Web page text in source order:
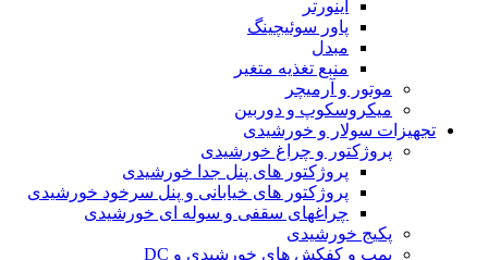
اینورتر
پاور سوئیچینگ
مبدل
منبع تغذیه متغیر
موتور و آرمیچر
میکروسکوپ و دوربین
تجهیزات سولار و خورشیدی
پروژکتور و چراغ خورشیدی
پروژکتور های پنل جدا خورشیدی
پروژکتور های خیابانی و پنل سرخود خورشیدی
چراغهای سقفی و سوله ای خورشیدی
پکیج خورشیدی
پمپ و کفکش های خورشیدی و DC